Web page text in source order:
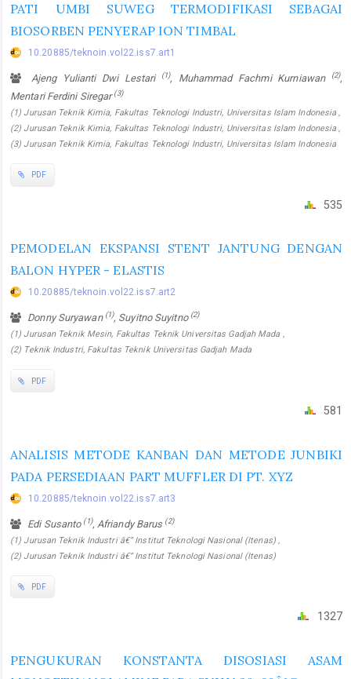
PATI UMBI SUWEG TERMODIFIKASI SEBAGAI
BIOSORBEN PENYERAP ION TIMBAL
10.20885/teknoin.vol22.iss7.art1
Ajeng Yulianti Dwi Lestari (1), Muhammad Fachmi Kurniawan (2),
Mentari Ferdini Siregar(3)
(1) Jurusan Teknik Kimia, Fakultas Teknologi Industri, Universitas Islam Indonesia ,
(2) Jurusan Teknik Kimia, Fakultas Teknologi Industri, Universitas Islam Indonesia ,
(3) Jurusan Teknik Kimia, Fakultas Teknologi Industri, Universitas Islam Indonesia
PDF
535
PEMODELAN EKSPANSI STENT JANTUNG DENGAN
BALON HYPER - ELASTIS
10.20885/teknoin.vol22.iss7.art2
Donny Suryawan (1), Suyitno Suyitno (2)
(1) Jurusan Teknik Mesin, Fakultas Teknik Universitas Gadjah Mada ,
(2) Teknik Industri, Fakultas Teknik Universitas Gadjah Mada
PDF
581
ANALISIS METODE KANBAN DAN METODE JUNBIKI
PADA PERSEDIAAN PART MUFFLER DI PT. XYZ
10.20885/teknoin.vol22.iss7.art3
Edi Susanto (1), Afriandy Barus (2)
(1) Jurusan Teknik Industri â€“ Institut Teknologi Nasional (Itenas) ,
(2) Jurusan Teknik Industri â€“ Institut Teknologi Nasional (Itenas)
PDF
1327
PENGUKURAN KONSTANTA DISOSIASI ASAM